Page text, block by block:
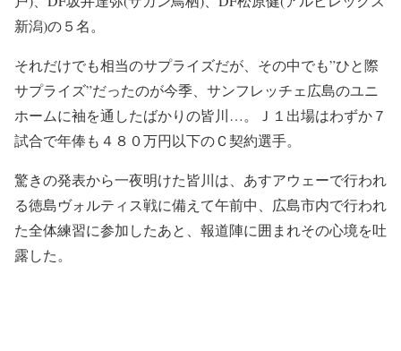
新潟)の５名。
それだけでも相当のサプライズだが、その中でも”ひと際
サプライズ”だったのが今季、サンフレッチェ広島のユニ
ホームに袖を通したばかりの皆川…。Ｊ１出場はわずか７
試合で年俸も４８０万円以下のＣ契約選手。
驚きの発表から一夜明けた皆川は、あすアウェーで行われ
る徳島ヴォルティス戦に備えて午前中、広島市内で行われ
た全体練習に参加したあと、報道陣に囲まれその心境を吐
露した。